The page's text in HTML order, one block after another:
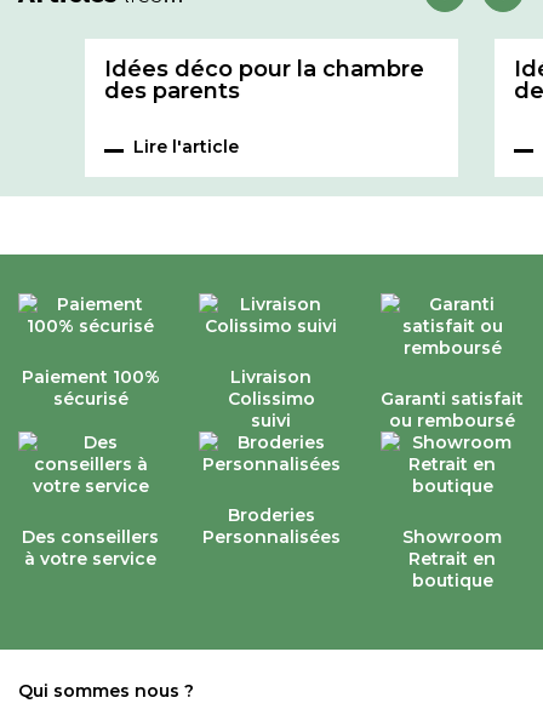
Idées déco pour la chambre
des parents
Lire l'article
Paiement 100%
sécurisé
Livraison
Colissimo
suivi
Garanti satisfait
ou remboursé
Des conseillers
à votre service
Broderies
Personnalisées
Showroom
Retrait en
boutique
Qui sommes nous ?